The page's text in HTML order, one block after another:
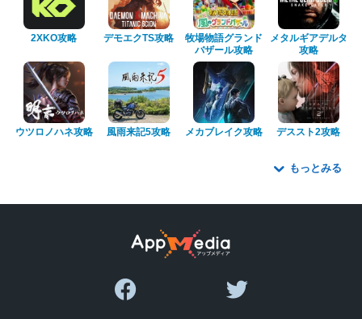
2XKO攻略 デモエクTS攻略
牧場物語グランド
バザール攻略
メタルギアデルタ
攻略
ウツロノハネ攻略 風雨来記5攻略 メカブレイク攻略 デススト2攻略
もっとみる